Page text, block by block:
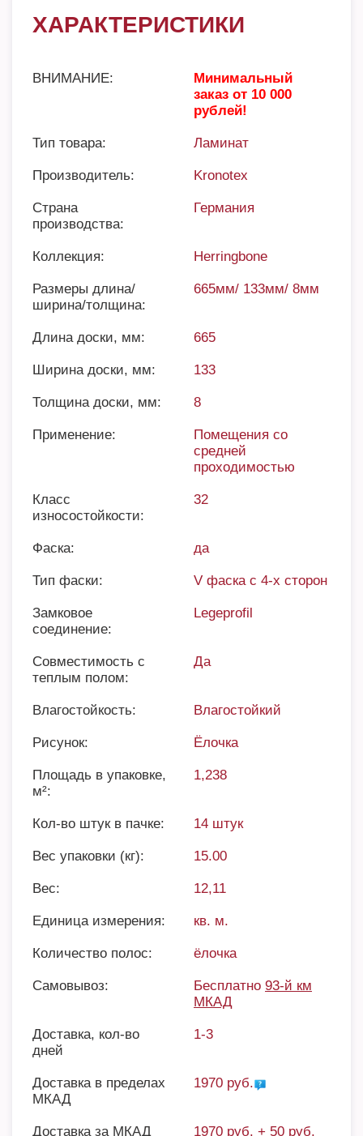
ХАРАКТЕРИСТИКИ
ВНИМАНИЕ:
Минимальный
заказ от 10 000
рублей!
Тип товара: Ламинат
Производитель: Kronotex
Страна
производства:
Германия
Коллекция: Herringbone
Размеры длина/
ширина/толщина:
665мм/ 133мм/ 8мм
Длина доски, мм: 665
Ширина доски, мм: 133
Толщина доски, мм: 8
Применение:
Помещения со
средней
проходимостью
Класс
износостойкости:
32
Фаска: да
Тип фаски: V фаска с 4-х сторон
Замковое
соединение:
Legeprofil
Совместимость с
теплым полом:
Да
Влагостойкость: Влагостойкий
Рисунок: Ёлочка
Площадь в упаковке,
м²:
1,238
Кол-во штук в пачке: 14 штук
Вес упаковки (кг): 15.00
Вес: 12,11
Единица измерения: кв. м.
Количество полос: ёлочка
Самовывоз: Бесплатно 93-й км
МКАД
Доставка, кол-во
дней
1-3
Доставка в пределах
МКАД
1970 руб.
Доставка за МКАД 1970 руб. + 50 руб.